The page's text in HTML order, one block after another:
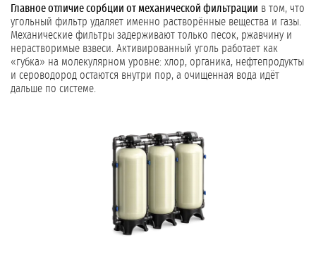
Главное отличие сорбции от механической фильтрации в том, что
угольный фильтр удаляет именно растворённые вещества и газы.
Механические фильтры задерживают только песок, ржавчину и
нерастворимые взвеси. Активированный уголь работает как
«губка» на молекулярном уровне: хлор, органика, нефтепродукты
и сероводород остаются внутри пор, а очищенная вода идёт
дальше по системе.